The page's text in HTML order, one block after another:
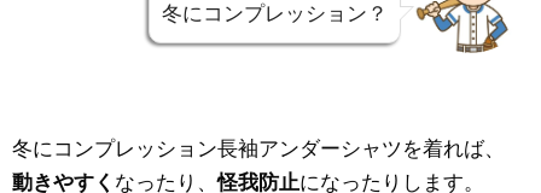
冬にコンプレッション？
冬にコンプレッション長袖アンダーシャツを着れば、
動きやすく なったり、怪我防止になったりします。